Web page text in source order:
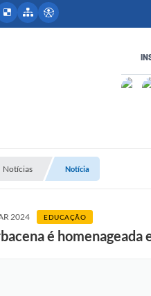
Notícias Notícia
2024 EDUCAÇÃO
é